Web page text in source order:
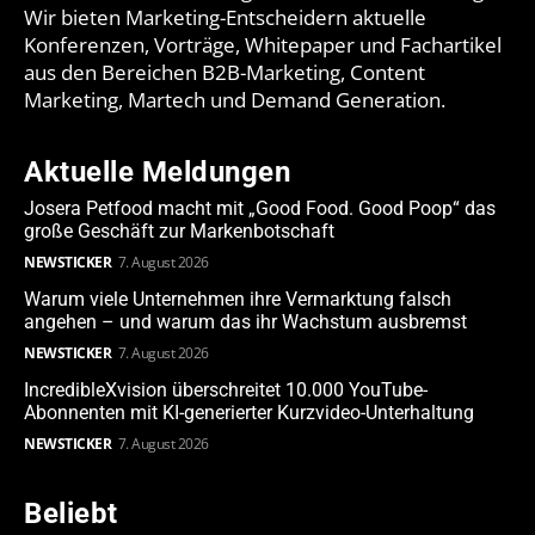
Wir bieten Marketing-Entscheidern aktuelle
Konferenzen, Vorträge, Whitepaper und Fachartikel
aus den Bereichen B2B-Marketing, Content
Marketing, Martech und Demand Generation.
Aktuelle Meldungen
Josera Petfood macht mit „Good Food. Good Poop“ das
große Geschäft zur Markenbotschaft
NEWSTICKER 7. August 2026
Warum viele Unternehmen ihre Vermarktung falsch
angehen – und warum das ihr Wachstum ausbremst
NEWSTICKER 7. August 2026
IncredibleXvision überschreitet 10.000 YouTube-
Abonnenten mit KI-generierter Kurzvideo-Unterhaltung
NEWSTICKER 7. August 2026
Beliebt